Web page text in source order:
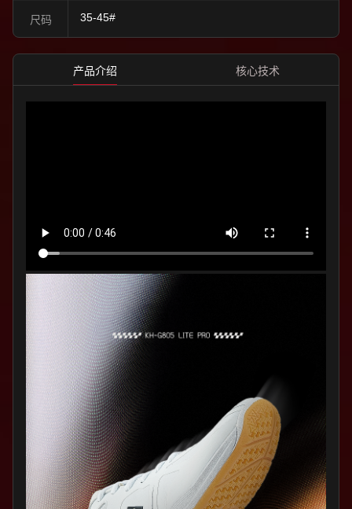
尺码 35-45#
产品介绍 核心技术